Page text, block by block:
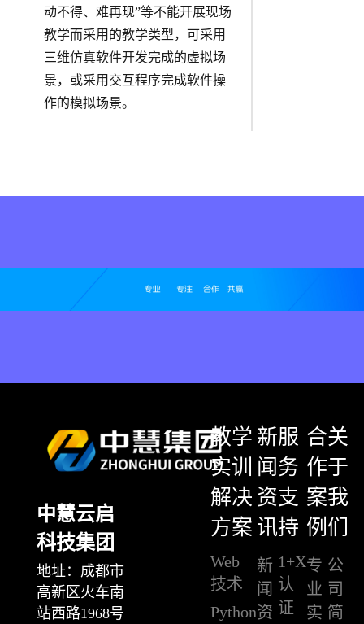
动不得、难再现”等不能开展现场
教学而采用的教学类型，可采用
三维仿真软件开发完成的虚拟场
景，或采用交互程序完成软件操
作的模拟场景。
中慧云启
科技集团
地址：成都市
高新区火车南
站西路1968号
教学
实训
解决
方案
Web
技术
Python
新
闻
资
讯
新
闻
资
服
务
支
持
1+X
认
证
合
作
案
例
专
业
实
关
于
我
们
公
司
简